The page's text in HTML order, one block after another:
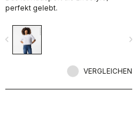
perfekt gelebt.
navigate_before
VERGLEICHEN